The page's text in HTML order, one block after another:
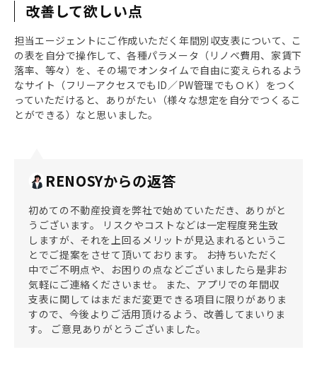
改善して欲しい点
担当エージェントにご作成いただく年間別収支表について、こ
の表を自分で操作して、各種パラメータ（リノベ費用、家賃下
落率、等々）を、その場でオンタイムで自由に変えられるよう
なサイト（フリーアクセスでもID／PW管理でもＯＫ）をつく
っていただけると、ありがたい（様々な想定を自分でつくるこ
とができる）なと思いました。
RENOSYからの返答
初めての不動産投資を弊社で始めていただき、ありがと
うございます。 リスクやコストなどは一定程度発生致
しますが、それを上回るメリットが見込まれるというこ
とでご提案をさせて頂いております。 お持ちいただく
中でご不明点や、お困りの点などございましたら是非お
気軽にご連絡くださいませ。 また、アプリでの年間収
支表に関してはまだまだ変更できる項目に限りがありま
すので、今後よりご活用頂けるよう、改善してまいりま
す。 ご意見ありがとうございました。